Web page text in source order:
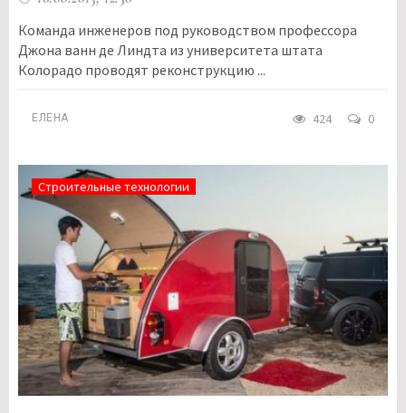
Команда инженеров под руководством профессора
Джона ванн де Линдта из университета штата
Колорадо проводят реконструкцию ...
ЕЛЕНА 424 0
Строительные технологии